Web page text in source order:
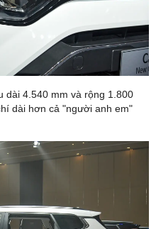
dài 4.540 mm và rộng 1.800
dài hơn cả "người anh em"